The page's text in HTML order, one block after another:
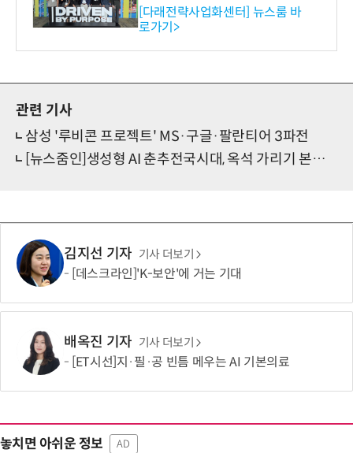
와의 비즈니스 미팅 지원…K
-바이오 해외 진출 교두보 확
보
[다래전략사업화센터] 뉴스룸 바
로가기>
관련 기사
삼성 '루비콘 프로젝트' MS·구글·팔란티어 3파전
[뉴스줌인]생성형 AI 춘추전국시대, 옥석 가리기 본격화…멀티 클라우드도 기대
김지선 기자 기사 더보기
[데스크라인]'K-보안'에 거는 기대
배옥진 기자 기사 더보기
[ET시선]지·필·공 빈틈 메우는 AI 기본의료
놓치면 아쉬운 정보 AD